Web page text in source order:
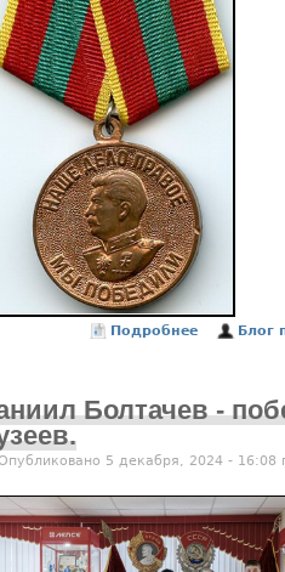
Подробнеео О Блог
Болтачев -
5 декабря, 2024 - 16:08